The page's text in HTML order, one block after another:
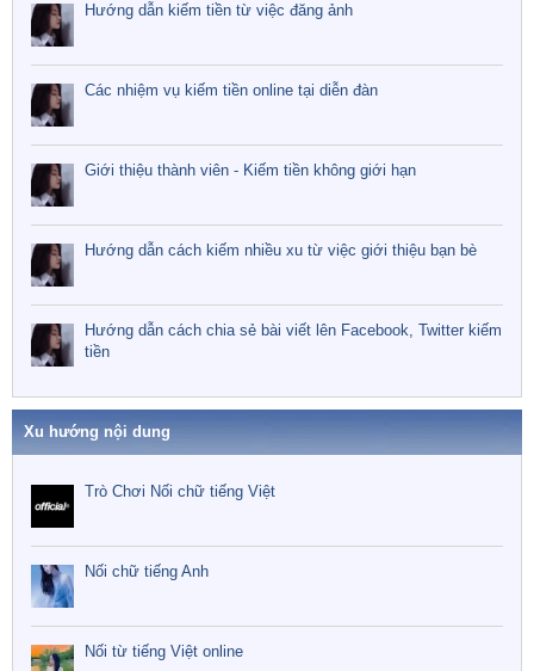
Hướng dẫn kiếm tiền từ việc đăng ảnh
Các nhiệm vụ kiếm tiền online tại diễn đàn
Giới thiệu thành viên - Kiếm tiền không giới hạn
Hướng dẫn cách kiếm nhiều xu từ việc giới thiệu bạn bè
Hướng dẫn cách chia sẻ bài viết lên Facebook, Twitter kiếm
tiền
Xu hướng nội dung
Trò Chơi Nối chữ tiếng Việt
Nối chữ tiếng Anh
Nối từ tiếng Việt online